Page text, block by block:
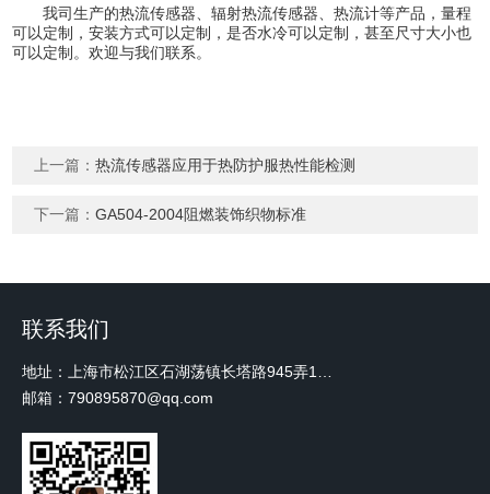
我司生产的热流传感器、辐射热流传感器、热流计等产品，量程
可以定制，安装方式可以定制，是否水冷可以定制，甚至尺寸大小也
可以定制。欢迎与我们联系。
上一篇：热流传感器应用于热防护服热性能检测
下一篇：GA504-2004阻燃装饰织物标准
联系我们
邮箱：790895870@qq.com